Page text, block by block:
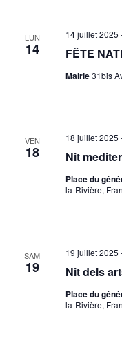
LUN
14 FÊTE
14 juillet 2025
Mairie31bis
VEN
18 Nit
18 juillet 2025
Place du
la-Rivière,
SAM
19 Nit dels
19 juillet 2025
Place du
la-Rivière,